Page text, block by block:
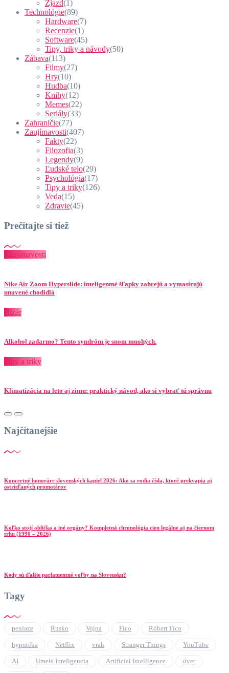
Zjazd(1)
Technológie(89)
Hardware(7)
Recenzie(1)
Software(45)
Tipy, triky a návody(50)
Zábava(113)
Filmy(27)
Hry(10)
Hudba(10)
Knihy(12)
Memes(22)
Seriály(33)
Zahraničie(77)
Zaujímavosti(407)
Fakty(22)
Filozofia(3)
Legendy(9)
Ľudské telo(29)
Psychológia(17)
Tipy a triky(126)
Veda(15)
Zdravie(45)
Prečítajte si tiež
Zaujímavosti
Nike Air Zoom Hyperslide: inteligentné šľapky zahrejú a vymasírujú
unavené chodidlá
Bizár
Alkohol zadarmo? Tento syndróm je snom mnohých.
Tipy a triky
Klimatizácia na leto aj zimu: praktický návod, ako si vybrať tú správnu
Najčítanejšie
Koncertné honoráre slovenských kapiel 2026: Ako sa rodia čísla, ktoré prekvapia aj
ostrieľaných promotérov
Koľko stojí oblička a iné orgány? Kompletná chronológia cien legálne aj na čiernom
trhu (1990 – 2026)
Kedy sú ďalšie parlamentné voľby na Slovensku?
Tagy
peniaze Rusko Vojna Fico Róbert Fico
hypotéka Netflix vrah Stranger Things YouTube
AI Umelá Inteligencia Artificial Intelligence úver